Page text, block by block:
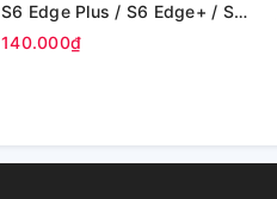
S6 Edge Plus / S6 Edge+ / S6
Edge plus (Zin Cty)
140.000₫